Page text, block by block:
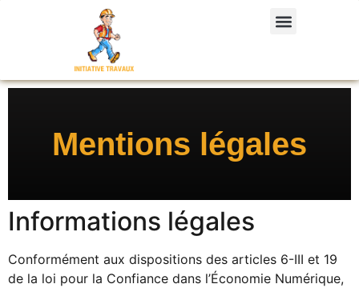
Mentions légales
Informations légales
Conformément aux dispositions des articles 6-III et 19
de la loi pour la Confiance dans l’Économie Numérique,